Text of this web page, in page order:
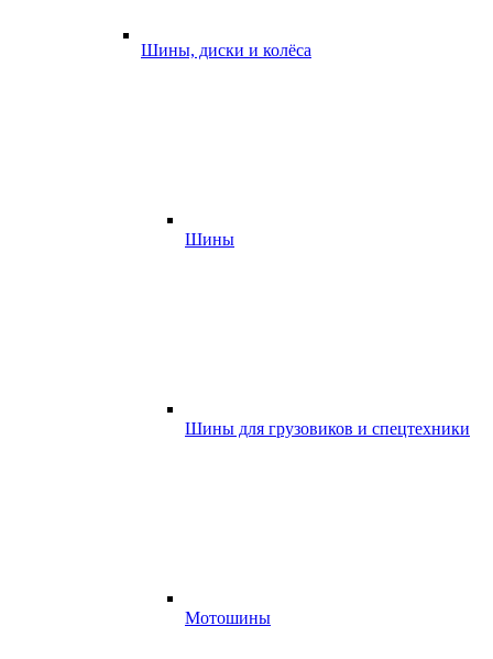
Шины, диски и колёса
Шины
Шины для грузовиков и спецтехники
Мотошины